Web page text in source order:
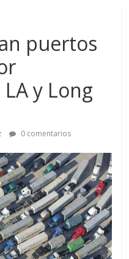
puertos
y Long
0 comentarios